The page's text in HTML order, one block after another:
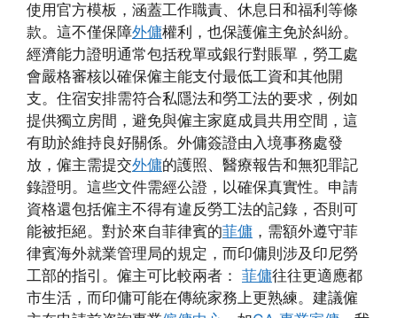
使用官方模板，涵蓋工作職責、休息日和福利等條
款。這不僅保障外傭權利，也保護僱主免於糾紛。
經濟能力證明通常包括稅單或銀行對賬單，勞工處
會嚴格審核以確保僱主能支付最低工資和其他開
支。住宿安排需符合私隱法和勞工法的要求，例如
提供獨立房間，避免與僱主家庭成員共用空間，這
有助於維持良好關係。外傭簽證由入境事務處發
放，僱主需提交外傭的護照、醫療報告和無犯罪記
錄證明。這些文件需經公證，以確保真實性。申請
資格還包括僱主不得有違反勞工法的記錄，否則可
能被拒絕。對於來自菲律賓的菲傭 ，需額外遵守菲
律賓海外就業管理局的規定，而印傭則涉及印尼勞
工部的指引。僱主可比較兩者： 菲傭往往更適應都
市生活，而印傭可能在傳統家務上更熟練。建議僱